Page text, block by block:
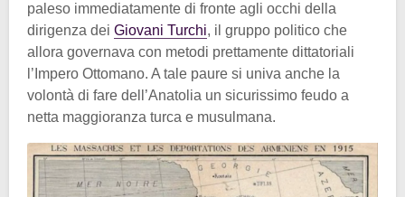
paleso immediatamente di fronte agli occhi della
dirigenza dei Giovani Turchi, il gruppo politico che
allora governava con metodi prettamente dittatoriali
l’Impero Ottomano. A tale paure si univa anche la
volontà di fare dell’Anatolia un sicurissimo feudo a
netta maggioranza turca e musulmana.